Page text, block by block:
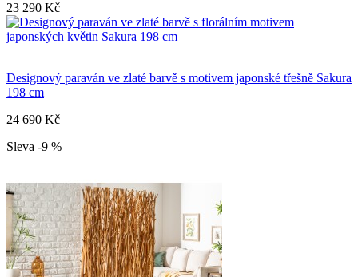
23 290 Kč
Designový paraván ve zlaté barvě s motivem japonské třešně Sakura
198 cm
24 690 Kč
Sleva -9 %